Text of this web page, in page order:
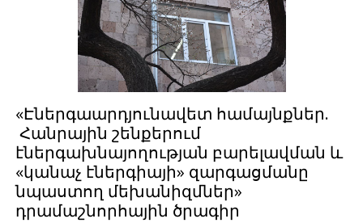
հարցաթերթիկի ձևի: Այն մեզ հնարավորություն կընձեռնի
շենքերի էներգատեխնիկական բնութագրերի նախնական
գնահատման և էներգախնայողության տեսակետից
օժանդակության կարիք ունեցող հաստատությունների
որոշման համար:Ձեր դիմումը դիտարկելու համար
անհրաժեշտ էլրացնել համապատասխան փաստաթղթերի
փաթեթը՝
1․ դիմումի ձև,
2․ ամբողջությամբ լրացված
հարցաթերթիկ (4 ենթաբաժիններով),
3․ հաստատության
անշարժ գույքի սեփականության (օգտագործման)
գրանցման վկայական, 4․ շինության սեյսմակայունության և
տեխնիկական վիճակի մասին
եզրակացություն:Դիմումը
կարող եք ուղարկել info@r2e2.am էլեկտրոնային հասցեին:
«Էներգաարդյունավետ համայնքներ.
Հանրային շենքերում
էներգախնայողության բարելավման և
«կանաչ էներգիայի» զարգացմանը
նպաստող մեխանիզմներ»
դրամաշնորհային ծրագիր